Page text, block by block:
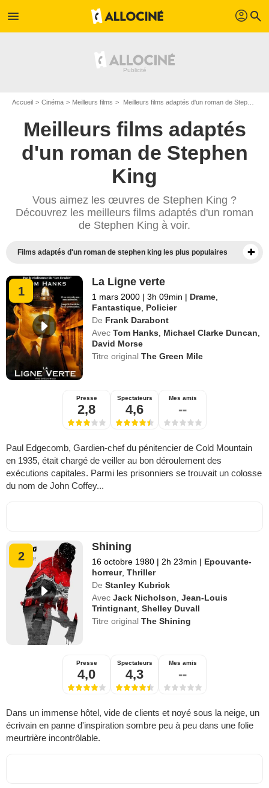
menu profil search
Accueil Cinéma Meilleurs films Meilleurs films adaptés d'un roman de Stephen King
Meilleurs films adaptés
d'un roman de Stephen
King
Vous aimez les œuvres de Stephen King ?
Découvrez les meilleurs films adaptés d'un roman
de Stephen King à voir.
Films adaptés d'un roman de stephen king les plus populaires
1
La Ligne verte
1 mars 2000 | 3h 09min | Drame
Fantastique Policier
De Frank Darabont
Avec Tom Hanks Michael Clarke Duncan
David Morse
Titre originalThe Green Mile
Presse
2,8
Spectateurs
4,6
Mes amis
--
Paul Edgecomb, Gardien-chef du pénitencier de Cold Mountain
en 1935, était chargé de veiller au bon déroulement des
exécutions capitales. Parmi les prisonniers se trouvait un colosse
du nom de John Coffey...
2
Shining
16 octobre 1980 | 2h 23min | Epouvante-
horreur,Thriller
De Stanley Kubrick
Avec Jack Nicholson ,Jean-Louis
Trintignant ,Shelley Duvall
Titre originalThe Shining
Presse
4,0
Spectateurs
4,3
Mes amis
--
Dans un immense hôtel, vide de clients et noyé sous la neige, un
écrivain en panne d'inspiration sombre peu à peu dans une folie
meurtrière incontrôlable.